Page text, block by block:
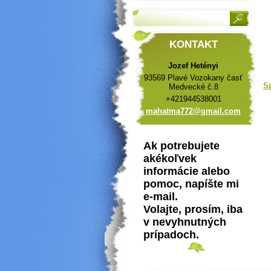
KONTAKT
Jozef Hetényi
93569 Plavé Vozokany časť
Medvecké č.8
+421944538001
mahatma772@gmail .com
Ak potrebujete
akékoľvek
informácie alebo
pomoc, napíšte mi
e-mail.
Volajte, prosím, iba
v nevyhnutných
prípadoch.